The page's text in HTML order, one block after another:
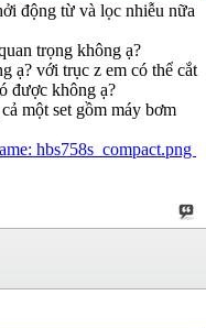
động từ và lọc nhiễu nữa
trọng không ạ?
ạ? với trục z em có thể cắt
được không ạ?
một set gồm máy bơm